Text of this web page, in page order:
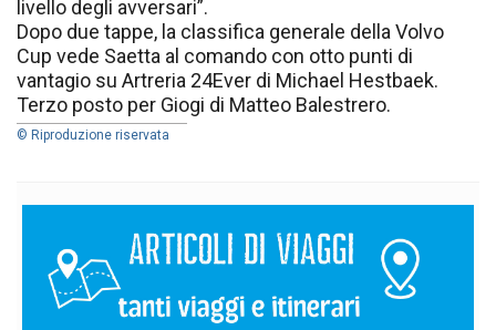
livello degli avversari”.
Dopo due tappe, la classifica generale della Volvo
Cup vede Saetta al comando con otto punti di
vantagio su Artreria 24Ever di Michael Hestbaek.
Terzo posto per Giogi di Matteo Balestrero.
© Riproduzione riservata